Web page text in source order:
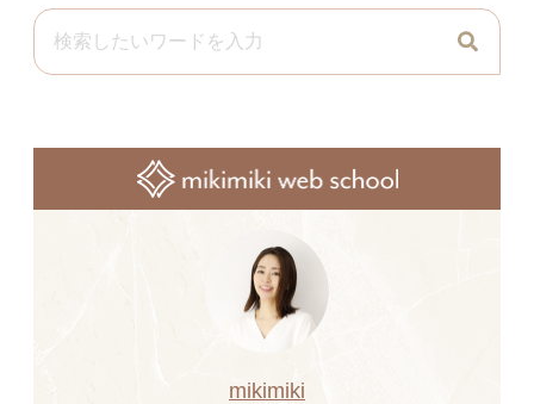
mikimiki